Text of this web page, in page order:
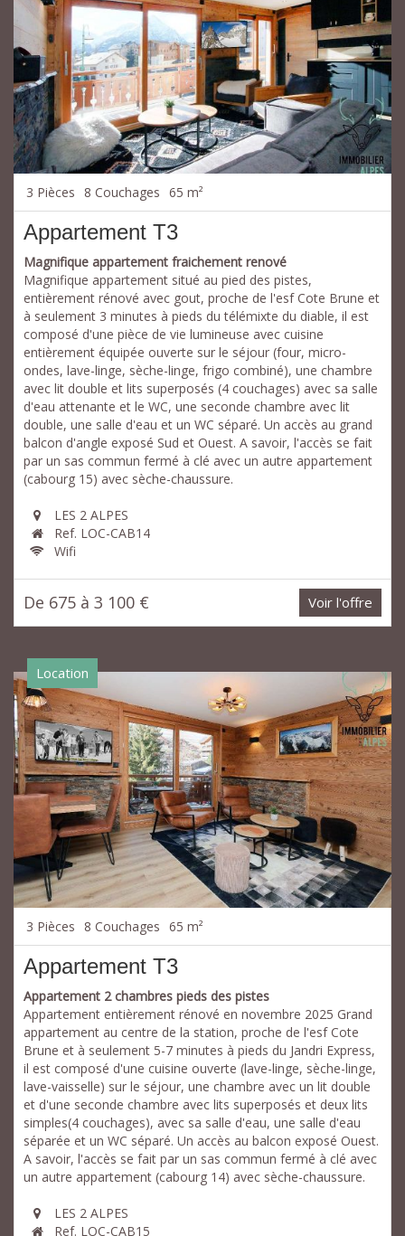
3 Pièces 8 Couchages 65 m²
Appartement T3
Magnifique appartement fraichement renové
Magnifique appartement situé au pied des pistes,
entièrement rénové avec gout, proche de l'esf Cote Brune et
à seulement 3 minutes à pieds du télémixte du diable, il est
composé d'une pièce de vie lumineuse avec cuisine
entièrement équipée ouverte sur le séjour (four, micro-
ondes, lave-linge, sèche-linge, frigo combiné), une chambre
avec lit double et lits superposés (4 couchages) avec sa salle
d'eau attenante et le WC, une seconde chambre avec lit
double, une salle d'eau et un WC séparé. Un accès au grand
balcon d'angle exposé Sud et Ouest. A savoir, l'accès se fait
par un sas commun fermé à clé avec un autre appartement
(cabourg 15) avec sèche-chaussure.
LES 2 ALPES
Ref. LOC-CAB14
Wifi
De 675 à 3 100 € Voir l'offre
Location
3 Pièces 8 Couchages 65 m²
Appartement T3
Appartement 2 chambres pieds des pistes
Appartement entièrement rénové en novembre 2025 Grand
appartement au centre de la station, proche de l'esf Cote
Brune et à seulement 5-7 minutes à pieds du Jandri Express,
il est composé d'une cuisine ouverte (lave-linge, sèche-linge,
lave-vaisselle) sur le séjour, une chambre avec un lit double
et d'une seconde chambre avec lits superposés et deux lits
simples(4 couchages), avec sa salle d'eau, une salle d'eau
séparée et un WC séparé. Un accès au balcon exposé Ouest.
A savoir, l'accès se fait par un sas commun fermé à clé avec
un autre appartement (cabourg 14) avec sèche-chaussure.
LES 2 ALPES
Ref. LOC-CAB15